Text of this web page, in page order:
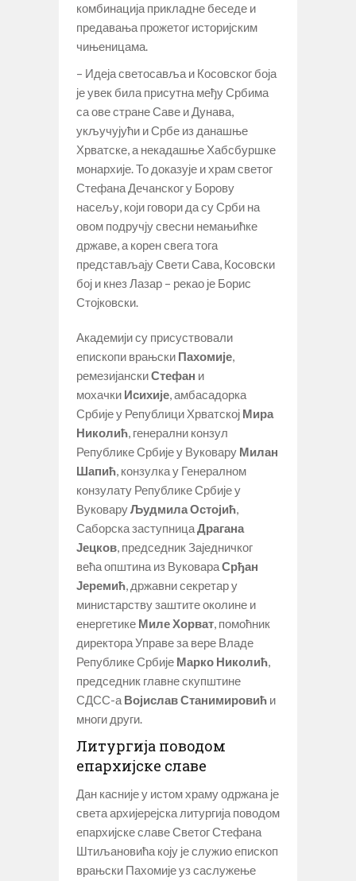
комбинација прикладне беседе и
предавања прожетог историјским
чињеницама.
– Идеја светосавља и Косовског боја
је увек била присутна међу Србима
са ове стране Саве и Дунава,
укључујући и Србе из данашње
Хрватске, а некадашње Хабсбуршке
монархије. То доказује и храм светог
Стефана Дечанског у Борову
насељу, који говори да су Срби на
овом подручју свесни немањићке
државе, а корен свега тога
представљају Свети Сава, Косовски
бој и кнез Лазар – рекао је Борис
Стојковски.
Академији су присуствовали
епископи врањски Пахомије,
ремезијанскиСтефан и
мохачки Исихије, амбасадорка
Србије у Републици Хрватској Мира
Николић, генерални конзул
Републике Србије у Вуковару Милан
Шапић, конзулка у Генералном
конзулату Републике Србије у
ВуковаруЉудмила Остојић,
Саборска заступницаДрагана
Јецков, председник Заједничког
већа општина из ВуковараСрђан
Јеремић, државни секретар у
министарству заштите околине и
енергетике Миле Хорват, помоћник
директора Управе за вере Владе
Републике Србије Марко Николић,
председник главне скупштине
СДСС-а Војислав Станимировић и
многи други.
Литургија поводом
епархијске славе
Дан касније у истом храму одржана је
света архијерејска литургија поводом
епархијске славе Светог Стефана
Штиљановића коју је служио епископ
врањски Пахомије уз саслужење